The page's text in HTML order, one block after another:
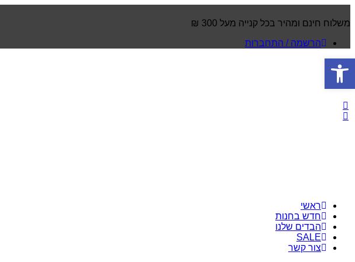
משלוח חינם ומהיר בכל קנייה מעל 300 ₪
הרשמה / התחברות
ראשי
חדש בחנות
הבדים שלנו
SALE
צור קשר
פתח סרגל נגישות